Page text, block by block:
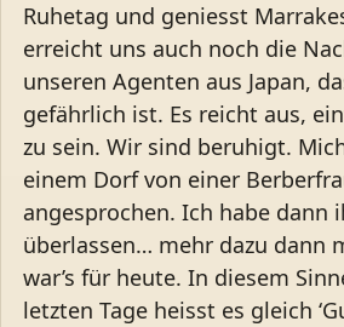
Ruhetag und geniesst
erreicht uns auch noch die
unseren Agenten aus Japan,
gefährlich ist. Es reicht aus,
zu sein. Wir sind beruhigt.
einem Dorf von einer
angesprochen. Ich habe dann
überlassen… mehr dazu dann
war’s für heute. In diesem
letzten Tage heisst es gleich